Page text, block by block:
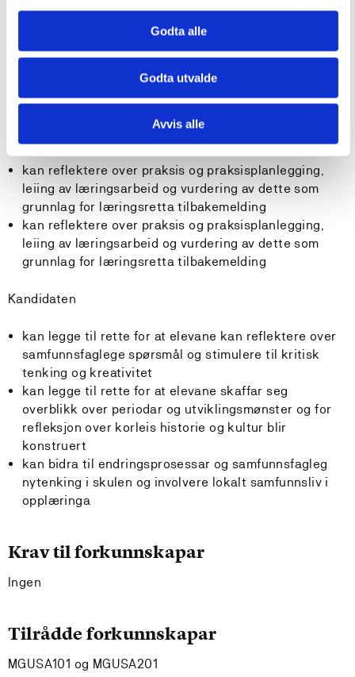
Godta alle
Godta utvalde
Avvis alle
læringsretta tilbakemeldingar til elevane, tilpassa
kan bruke og vurdere ulike arbeidsmåtar som
stimulerer elevane til medvit om tid, rom og
samfunnsprosessar
kan legge til rette for demokratisk praksis, utvikling
av medborgarskap, samarbeid og konfliktløysing i
kan reflektere over praksis og praksisplanlegging,
leiing av læringsarbeid og vurdering av dette som
grunnlag for læringsretta tilbakemelding
kan reflektere over praksis og praksisplanlegging,
leiing av læringsarbeid og vurdering av dette som
grunnlag for læringsretta tilbakemelding
Kandidaten
kan legge til rette for at elevane kan reflektere over
samfunnsfaglege spørsmål og stimulere til kritisk
tenking og kreativitet
kan legge til rette for at elevane skaffar seg
overblikk over periodar og utviklingsmønster og for
refleksjon over korleis historie og kultur blir
konstruert
kan bidra til endringsprosessar og samfunnsfagleg
nytenking i skulen og involvere lokalt samfunnsliv i
opplæringa
Krav til forkunnskapar
Ingen
Tilrådde forkunnskapar
MGUSA101 og MGUSA201